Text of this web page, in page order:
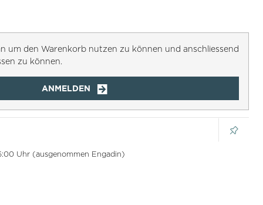
um den Warenkorb nutzen zu können und anschliessend
zu können.
ANMELDEN
Uhr (ausgenommen Engadin)